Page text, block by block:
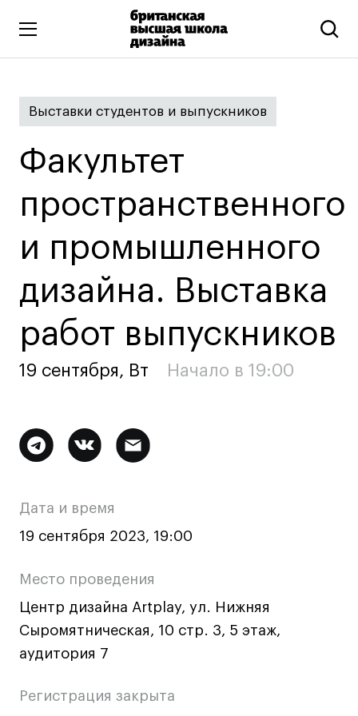
Искусство и дизайн
Бизнес и маркетинг
Дополнительное образование
Коммуникационный и цифровой дизайн
Иллюстрация
Современное искусство
Мода и стиль
Ювелирный дизайн
Промышленный и предметный дизайн
Подготовительные курсы и творческое
развитие
ИЗО и Керамика
Ландшафтный дизайн
Все программы
Выставки студентов и выпускников
Факультет
пространственного
и промышленного
дизайна. Выставка
работ выпускников
19 сентября, Вт Начало в 19:00
Дополнительная
о
мероприятии
Дата и время
19 сентября 2023, 19:00
Место проведения
Центр дизайна Artplay, ул. Нижняя
Сыромятническая, 10 стр. 3, 5 этаж,
аудитория 7
Регистрация закрыта